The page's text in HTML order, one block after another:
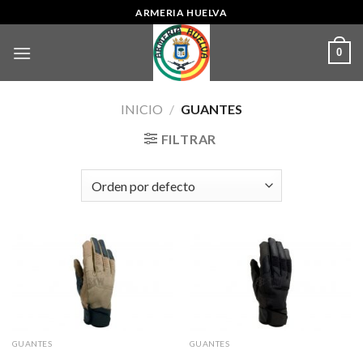
to
content
ARMERIA HUELVA
0
INICIO / GUANTES
FILTRAR
GUANTES GUANTES